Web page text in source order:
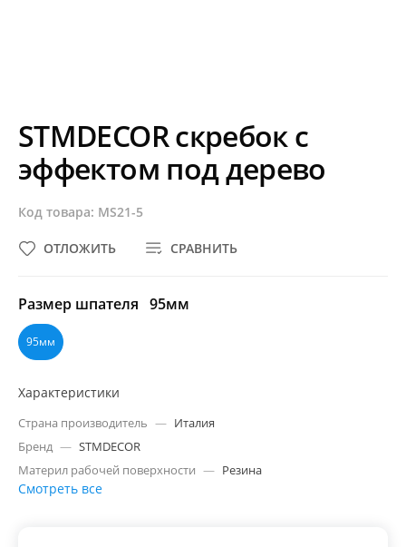
STMDECOR скребок с
эффектом под дерево
Код товара: MS21-5
СРАВНИТЬ
ОТЛОЖИТЬ
Размер шпателя 95мм
95мм
Характеристики
Страна производитель — Италия
Бренд — STMDECOR
Материл рабочей поверхности — Резина
Смотреть все